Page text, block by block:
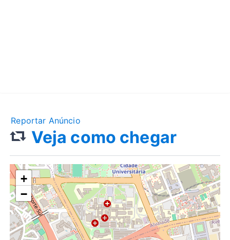
Reportar Anúncio
Veja como chegar
+
−